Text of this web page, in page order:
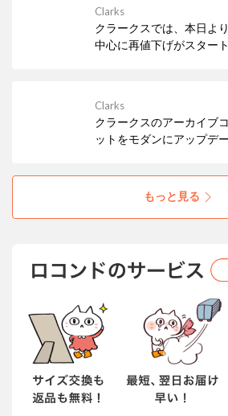
Clarks
クラークスでは、本日よ
中心に再値下げがスター
Clarks
クラークスのアーカイブ
ットをモダンにアップデ
メイヒルコーブ」。トレ
量の厚底ソールで気分も
もっと見る